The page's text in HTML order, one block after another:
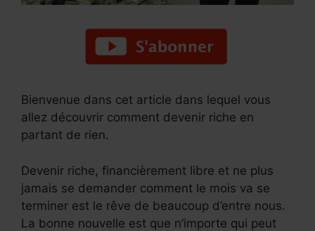
Bienvenue dans cet article dans lequel vous
allez découvrir comment devenir riche en
partant de rien.
Devenir riche, financièrement libre et ne plus
jamais se demander comment le mois va se
terminer est le rêve de beaucoup d’entre nous.
La bonne nouvelle est que n’importe qui peut